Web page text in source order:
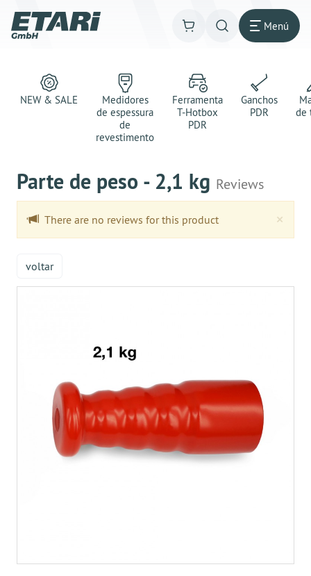
Menú
NEW & SALE
Medidores
de espessura
de
revestimento
Ferramenta
T-Hotbox
PDR
Ganchos
PDR
de
Parte de peso - 2,1 kg Reviews
×
There are no reviews for this product
voltar